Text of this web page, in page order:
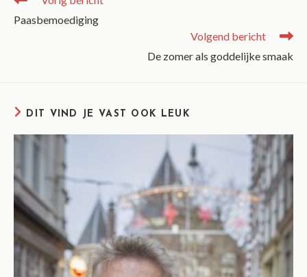
Paasbemoediging
Volgend bericht
De zomer als goddelijke smaak
DIT VIND JE VAST OOK LEUK